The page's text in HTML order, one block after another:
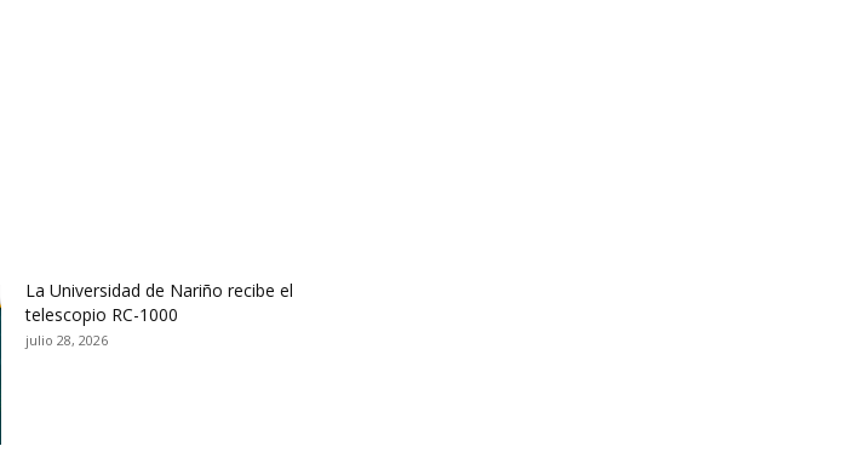
La Universidad de Nariño recibe el
telescopio RC-1000
julio 28, 2026